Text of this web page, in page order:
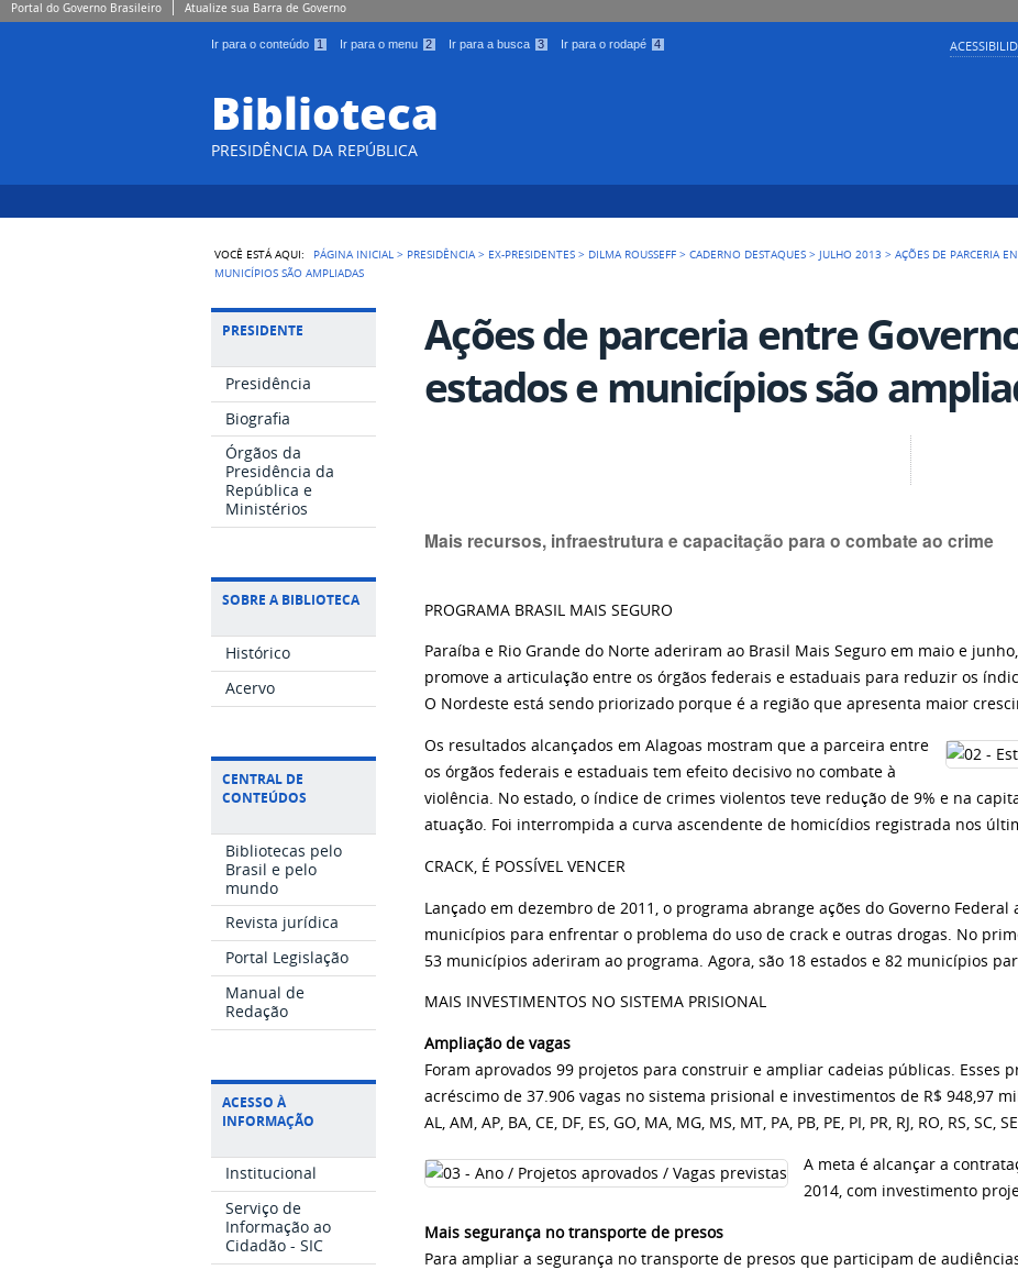
Portal do Governo Brasileiro Atualize sua Barra de Governo
Ir para o conteúdo 1 Ir para o menu 2 Ir para a busca 3 Ir para o rodapé 4
Biblioteca
PRESIDÊNCIA DA REPÚBLICA
VOCÊ ESTÁ AQUI: PÁGINA INICIAL > PRESIDÊNCIA > EX-PRESIDENTES > DILMA ROUSSEFF >CADERNO DESTAQUES > JULHO 2013 >AÇÕES DE PARCERIA
MUNICÍPIOS SÃO AMPLIADAS
PRESIDENTE
Presidência
Biografia
Órgãos da
Presidência da
República e
Ministérios
SOBRE A BIBLIOTECA
Histórico
Acervo
CENTRAL DE
CONTEÚDOS
Bibliotecas pelo
Brasil e pelo
mundo
Revista jurídica
Portal Legislação
Manual de
Redação
ACESSO À
INFORMAÇÃO
Institucional
Serviço de
Informação ao
Cidadão - SIC
Ações de parceria entre
estados e municípios são
Mais recursos, infraestrutura e capacitação para o combate ao crime
PROGRAMA BRASIL MAIS SEGURO
Paraíba e Rio Grande do Norte aderiram ao Brasil Mais Seguro em maio e
promove a articulação entre os órgãos federais e estaduais para reduzir os
O Nordeste está sendo priorizado porque é a região que apresenta maior
Os resultados alcançados em Alagoas mostram que a parceira entre
os órgãos federais e estaduais tem efeito decisivo no combate à
violência. No estado, o índice de crimes violentos teve redução de 9% e na
atuação. Foi interrompida a curva ascendente de homicídios registrada nos
CRACK, É POSSÍVEL VENCER
Lançado em dezembro de 2011, o programa abrange ações do Governo
municípios para enfrentar o problema do uso de crack e outras drogas. No
53 municípios aderiram ao programa. Agora, são 18 estados e 82 municípios
MAIS INVESTIMENTOS NO SISTEMA PRISIONAL
Ampliação de vagas
Foram aprovados 99 projetos para construir e ampliar cadeias públicas. Esses
acréscimo de 37.906 vagas no sistema prisional e investimentos de R$ 948,97
AL, AM, AP, BA, CE, DF, ES, GO, MA, MG, MS, MT, PA, PB, PE, PI, PR, RJ, RO, RS, SC,
A meta é alcançar a
2014, com investimento
Mais segurança no transporte de presos
Para ampliar a segurança no transporte de presos que participam de